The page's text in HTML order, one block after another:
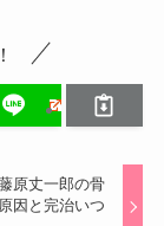
原丈一郎の骨
因と完治いつ